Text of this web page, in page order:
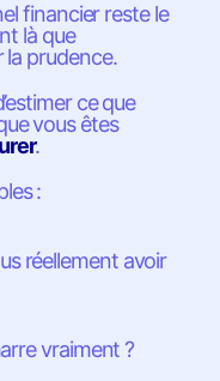
financier reste le
là que
la prudence.
ce que
vous êtes
.
:
réellement avoir
vraiment ?